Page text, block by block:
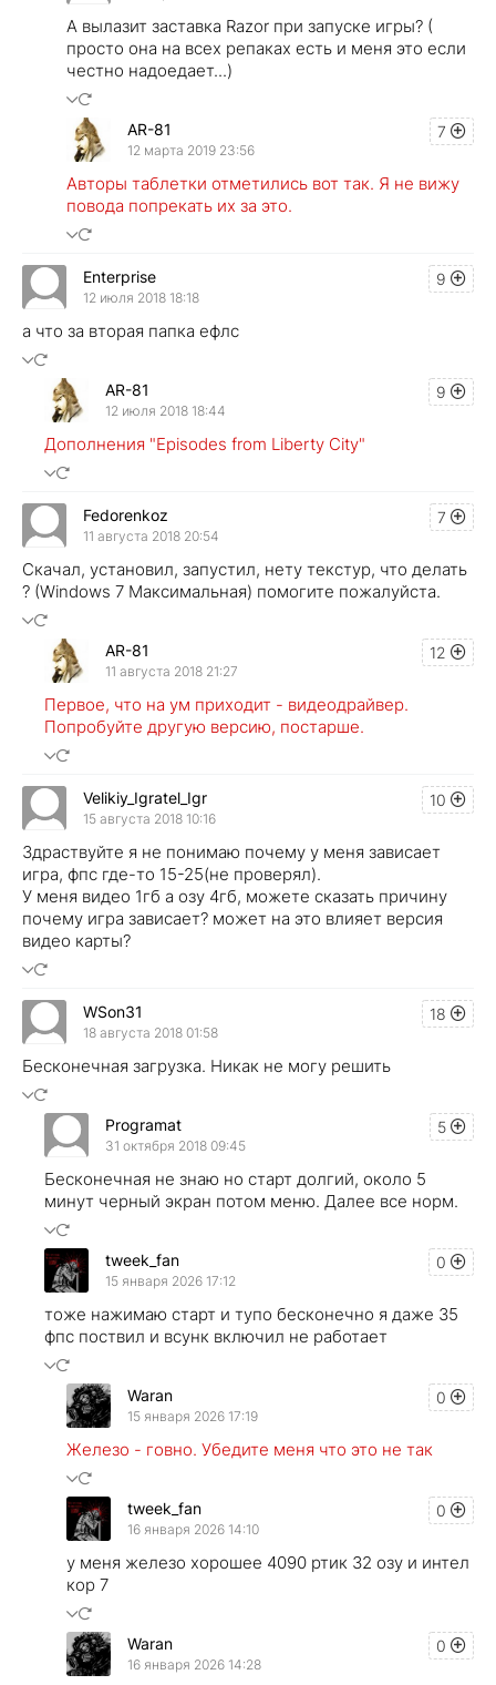
А вылазит заставка Razor при запуске игры? (
просто она на всех репаках есть и меня это если
честно надоедает...)
7
AR-81
12 марта 2019 23:56
Авторы таблетки отметились вот так. Я не вижу
повода попрекать их за это.
9
Enterprise
12 июля 2018 18:18
а что за вторая папка ефлс
9
AR-81
12 июля 2018 18:44
Дополнения "Episodes from Liberty City"
7
Fedorenkoz
11 августа 2018 20:54
Скачал, установил, запустил, нету текстур, что делать
? (Windows 7 Максимальная) помогите пожалуйста.
12
AR-81
11 августа 2018 21:27
Первое, что на ум приходит - видеодрайвер.
Попробуйте другую версию, постарше.
10
Velikiy_Igratel_Igr
15 августа 2018 10:16
Здраствуйте я не понимаю почему у меня зависает
игра, фпс где-то 15-25(не проверял).
У меня видео 1гб а озу 4гб, можете сказать причину
почему игра зависает? может на это влияет версия
видео карты?
18
WSon31
18 августа 2018 01:58
Бесконечная загрузка. Никак не могу решить
5
Programat
31 октября 2018 09:45
Бесконечная не знаю но старт долгий, около 5
минут черный экран потом меню. Далее все норм.
0
tweek_fan
15 января 2026 17:12
тоже нажимаю старт и тупо бесконечно я даже 35
фпс поствил и всунк включил не работает
0
Waran
15 января 2026 17:19
Железо - говно. Убедите меня что это не так
0
tweek_fan
16 января 2026 14:10
у меня железо хорошее 4090 ртик 32 озу и интел
кор 7
0
Waran
16 января 2026 14:28